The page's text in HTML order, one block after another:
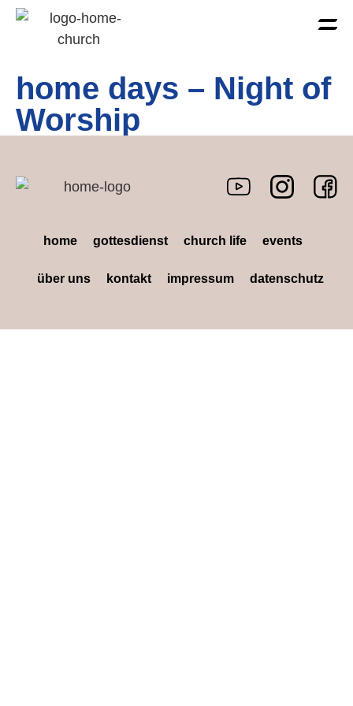
home days – Night of
Worship
home gottesdienst church life events
über uns kontakt impressum datenschutz